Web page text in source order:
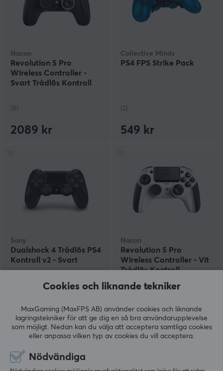
Nacon
Revolution 5 Pro
Wireless Controller -
Svart Trådlös Kontroll
(8)
2089 kr
Collective Minds
PS4 FPS Strike Pack
(2)
549 kr
Sony
Dualshock 4 Trådlös PS4
Kontroll v2 - Svart
639 kr
Nacon
Revolution 5 Pro
Wireless Controller - Vit
Trådlös Kontroll
2089 kr
Cookies och liknande tekniker
MaxGaming (MaxFPS AB) använder cookies och liknande
lagringstekniker för att ge dig en så bra användarupplevelse
som möjligt. Nedan kan du välja att acceptera samtliga cookies
eller anpassa vilken typ av cookies du vill acceptera.
Nödvändiga